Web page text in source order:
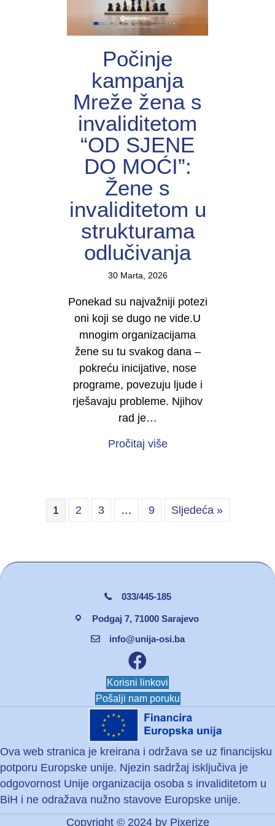
Počinje
kampanja
Mreže žena s
invaliditetom
“OD SJENE
DO MOĆI”:
Žene s
invaliditetom u
strukturama
odlučivanja
30 Marta, 2026
Ponekad su najvažniji potezi
oni koji se dugo ne vide.U
mnogim organizacijama
žene su tu svakog dana –
pokreću inicijative, nose
programe, povezuju ljude i
rješavaju probleme. Njihov
rad je…
Pročitaj višeabout Počinje
1 2 3 … 9 Sljedeća »
033/445-185
Podgaj 7, 71000 Sarajevo
info@unija-osi.ba
Facebook unija osi
Korisni linkovi
Pošalji nam poruku
Ova web stranica je kreirana i održava se uz financijsku
potporu Europske unije. Njezin sadržaj isključiva je
odgovornost Unije organizacija osoba s invaliditetom u
BiH i ne odražava nužno stavove Europske unije.
Copyright © 2024 by Pixerize